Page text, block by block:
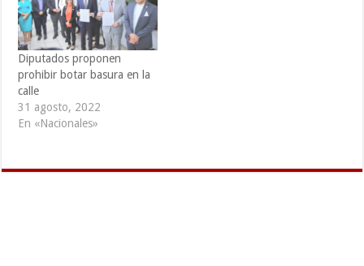
Diputados proponen
prohibir botar basura en la
calle
31 agosto, 2022
En «Nacionales»